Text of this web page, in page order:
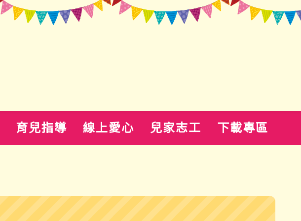
育兒指導 線上愛心 兒家志工 下載專區